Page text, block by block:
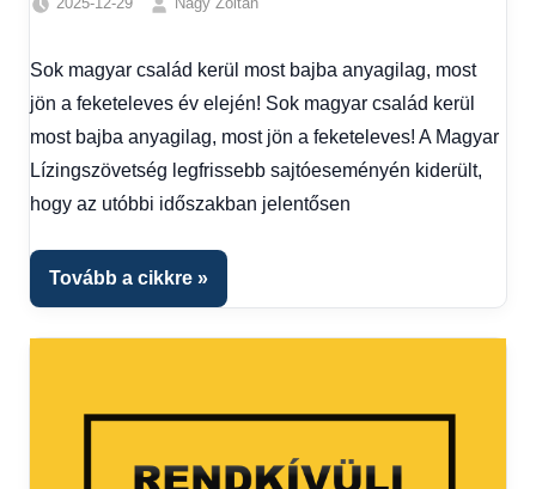
hírek,
Gazdaság,
Hírek ,
Hírek
kézből
Sok magyar család kerül most bajba anyagilag, most
jön a feketeleves év elején! Sok magyar család kerül
most bajba anyagilag, most jön a feketeleves! A Magyar
Lízingszövetség legfrissebb sajtóeseményén kiderült,
hogy az utóbbi időszakban jelentősen
Tovább a cikkre